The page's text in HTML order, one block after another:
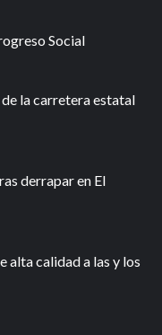
Social
la carretera estatal
derrapar en El
alta calidad a las y los